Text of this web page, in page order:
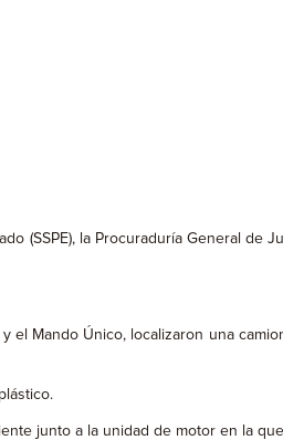
(SSPE), la Procuraduría General de
el Mando Único, localizaron una
junto a la unidad de motor en la